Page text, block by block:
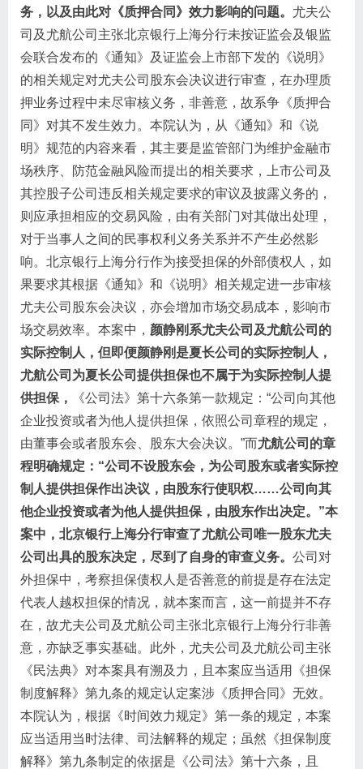
务，以及由此对《质押合同》效力影响的问题。 尤夫公
司及尤航公司主张北京银行上海分行未按证监会及银监
会联合发布的《通知》及证监会上市部下发的《说明》
的相关规定对尤夫公司股东会决议进行审查，在办理质
押业务过程中未尽审核义务，非善意，故系争《质押合
同》对其不发生效力。本院认为，从《通知》和《说
明》规范的内容来看，其主要是监管部门为维护金融市
场秩序、防范金融风险而提出的相关要求，上市公司及
其控股子公司违反相关规定要求的审议及披露义务的，
则应承担相应的交易风险，由有关部门对其做出处理，
对于当事人之间的民事权利义务关系并不产生必然影
响。北京银行上海分行作为接受担保的外部债权人，如
果要求其根据《通知》和《说明》相关规定进一步审核
尤夫公司股东会决议，亦会增加市场交易成本，影响市
场交易效率。本案中， 颜静刚系尤夫公司及尤航公司的
实际控制人，但即便颜静刚是夏长公司的实际控制人，
尤航公司为夏长公司提供担保也不属于为实际控制人提
供担保，
《公司法》第十六条第一款规定：“公司向其他
企业投资或者为他人提供担保，依照公司章程的规定，
由董事会或者股东会、股东大会决议。”而尤航公司的章
程明确规定：“公司不设股东会，为公司股东或者实际控
制人提供担保作出决议，由股东行使职权……公司向其
他企业投资或者为他人提供担保，由股东作出决定。”本
案中，北京银行上海分行审查了尤航公司唯一股东尤夫
公司出具的股东决定，尽到了自身的审查义务。 公司对
外担保中，考察担保债权人是否善意的前提是存在法定
代表人越权担保的情况，就本案而言，这一前提并不存
在，故尤夫公司及尤航公司主张北京银行上海分行非善
意，亦缺乏事实基础。此外，尤夫公司及尤航公司主张
《民法典》对本案具有溯及力，且本案应当适用《担保
制度解释》第九条的规定认定案涉《质押合同》无效。
本院认为，根据《时间效力规定》第一条的规定，本案
应当适用当时法律、司法解释的规定；虽然《担保制度
解释》第九条制定的依据是《公司法》第十六条，且